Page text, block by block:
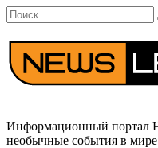
Перейти
к
содержанию
Search
for:
Информационный портал
необычные события в